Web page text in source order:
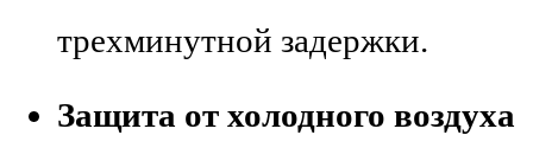
трехминутной задержки.
Защита от холодного воздуха